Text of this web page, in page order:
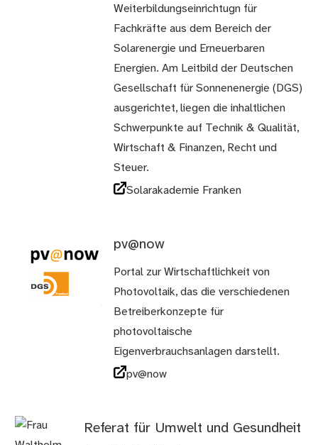
Weiterbildungseinrichtugn für
Fachkräfte aus dem Bereich der
Solarenergie und Erneuerbaren
Energien. Am Leitbild der Deutschen
Gesellschaft für Sonnenenergie (DGS)
ausgerichtet, liegen die inhaltlichen
Schwerpunkte auf Technik & Qualität,
Wirtschaft & Finanzen, Recht und
Steuer.
Solarakademie Franken
pv@now
Portal zur Wirtschaftlichkeit von
Photovoltaik, das die verschiedenen
Betreiberkonzepte für
photovoltaische
Eigenverbrauchsanlagen darstellt.
pv@now
Referat für Umwelt und Gesundheit